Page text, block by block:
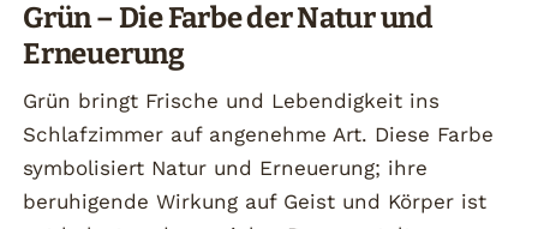
Grün – Die Farbe der Natur und
Erneuerung
Grün bringt Frische und Lebendigkeit ins
Schlafzimmer auf angenehme Art. Diese Farbe
symbolisiert Natur und Erneuerung; ihre
beruhigende Wirkung auf Geist und Körper ist